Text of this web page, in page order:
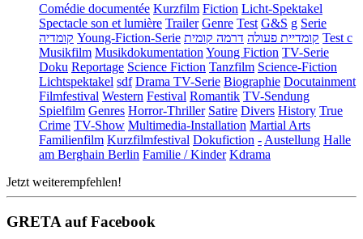
Comédie documentée Kurzfilm Fiction Licht-Spektakel
Spectacle son et lumière Trailer Genre Test G&S g Serie
קומדיה Young-Fiction-Serie קומדיית פעולה דרמה קומית
Test c
Musikfilm Musikdokumentation Young Fiction TV-Serie
Doku Reportage Science Fiction Tanzfilm Science-Fiction
Lichtspektakel sdf Drama TV-Serie Biographie Docutainment
Filmfestival Western Festival Romantik TV-Sendung
Spielfilm Genres Horror-Thriller Satire Divers History True
Crime TV-Show Multimedia-Installation Martial Arts
Familienfilm Kurzfilmfestival Dokufiction - Austellung Halle
am Berghain Berlin Familie / Kinder Kdrama
Jetzt weiterempfehlen!
GRETA auf Facebook